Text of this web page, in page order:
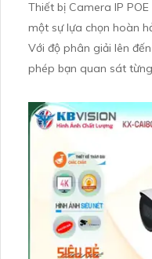
Thiết bị Camera IP
một sự lựa chọn hoàn
Với độ phân giải lên
phép bạn quan sát
lên đến 50m giúp bạn
ngay cả vào ban đêm